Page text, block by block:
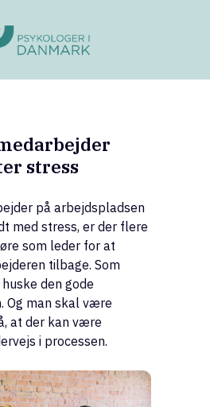
stress
på arbejdspladsen
med stress, er der flere
som leder for at
tilbage. Som
den gode
Og man skal være
at der kan være
i processen.